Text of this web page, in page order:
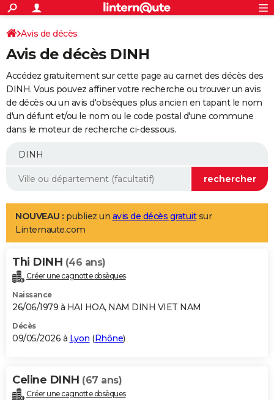
ACTUALITÉS
Politique
Société
Faits Divers
Education
Monde
Villes
+
SPORT
Coupe du monde 2026
Football
Tennis
Cyclisme
Rugby
Forum
Programme TV
TNT
Streaming
Cinéma
Sorties cinéma
Musique
+
FINANCE
Retraite
Impôts
Epargne
Immobilier
Risques naturels par ville
Banque
Assurance
Crédit
AUTO
Essais
Réserver un essai
Citadines
Berlines
SUV
Forum auto
+
Mobiles
Meilleur smartphone
Internet
Ordinateurs
Jeux vidéo
Guide high-tech
Aménagement intérieur
LIFESTYLE
Art de vivre
Bien-être
Loisirs
Mode
Modes de vie
Alimentation
Guide de la santé
Maladies
Médicaments
Sommeil
VOYAGE
Destinations
City break
Voyage nature
Voyage de noces
Forum
Climat
+PHOTO
GUIDES D'ACHAT
BONS PLANS
Carte de Noël
Carte Bonne année
Carte Saint-Valentin
Carte Pâques
Carte d'anniversaire
DICTIONNAIRE
Avis de décès
Avis de décès DINH
Accédez gratuitement sur cette page au carnet des décès des
DINH. Vous pouvez affiner votre recherche ou trouver un avis
de décès ou un avis d'obsèques plus ancien en tapant le nom
d'un défunt et/ou le nom ou le code postal d'une commune
dans le moteur de recherche ci-dessous.
NOUVEAU : publiez un avis de décès gratuitsur
Linternaute.com
Thi DINH (46 ans)
Créer une cagnotte obsèques
Naissance
26/06/1979 à HAI HOA, NAM DINH VIET NAM
Décès
09/05/2026 à Lyon (Rhône)
Celine DINH (67 ans)
Créer une cagnotte obsèques